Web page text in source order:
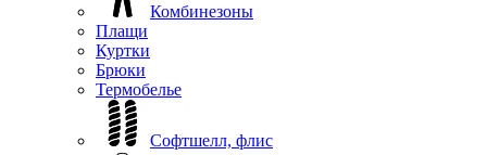
Комбинезоны
Плащи
Куртки
Брюки
Термобелье
Софтшелл, флис